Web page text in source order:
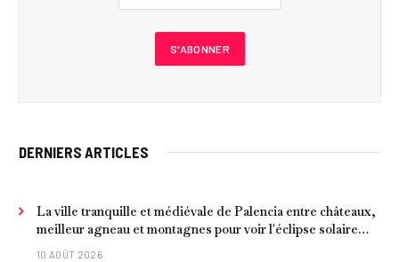
DERNIERS ARTICLES
La ville tranquille et médiévale de Palencia entre châteaux,
meilleur agneau et montagnes pour voir l'éclipse solaire
10 AOÛT 2026